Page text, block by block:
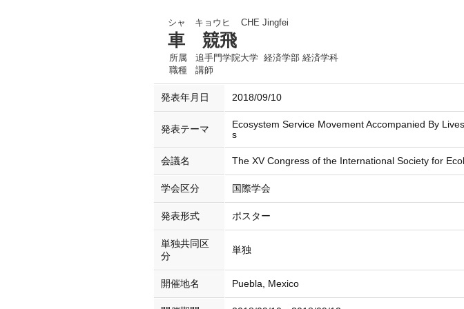
シャ キョウヒ CHE Jingfei
車 競飛
所属
追手門学院大学 経済学部 経済学科
職種
講師
発表年月日 2018/09/10
発表テーマ
Ecosystem Service Movement Accompanied By
s
会議名 The XV Congress of the International Society for
学会区分 国際学会
発表形式 ポスター
単独共同区
分
単独
開催地名 Puebla, Mexico